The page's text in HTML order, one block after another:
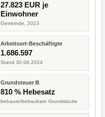
27.823 EUR je
Einwohner
Gemeinde, 2023
Arbeitsort-Beschäftigte
1.686.597
Stand 30.06.2024
Grundsteuer B
810 % Hebesatz
bebaute/bebaubare Grundstücke